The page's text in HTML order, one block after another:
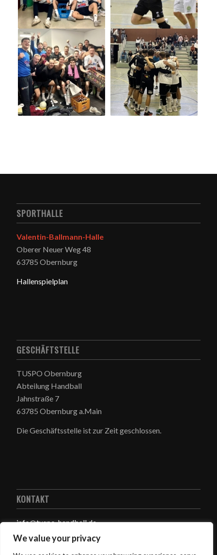
We value your privacy
SPORTHALLE
Valentin-Ballmann-Halle
Oberer Neuer Weg 48
63785 Obernburg
Hallenspielplan
GESCHÄFTSTELLE
TUSPO Obernburg
Abteilung Handball
Jahnstraße 7
63785 Obernburg a.Main
Die Geschäftsstelle ist zur Zeit geschlossen.
KONTAKT
info@tuspo-handball.de